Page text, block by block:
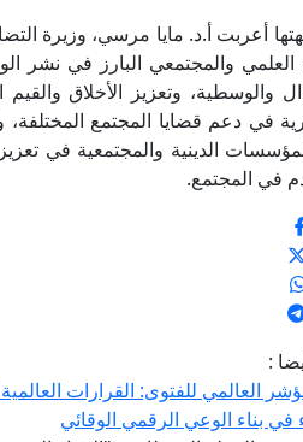
أعربت أ.د. مايا مرسي، وزيرة
العلمي والمجتمعي البارز في نشر
والوسطية، وتعزيز الأخلاق
في دعم قضايا المجتمع المختلفة،
الدينية والمجتمعية في
في المجتمع.
:
العالمي للفتوى: القرارات
في بناء الوعي الرقمي الوقائي